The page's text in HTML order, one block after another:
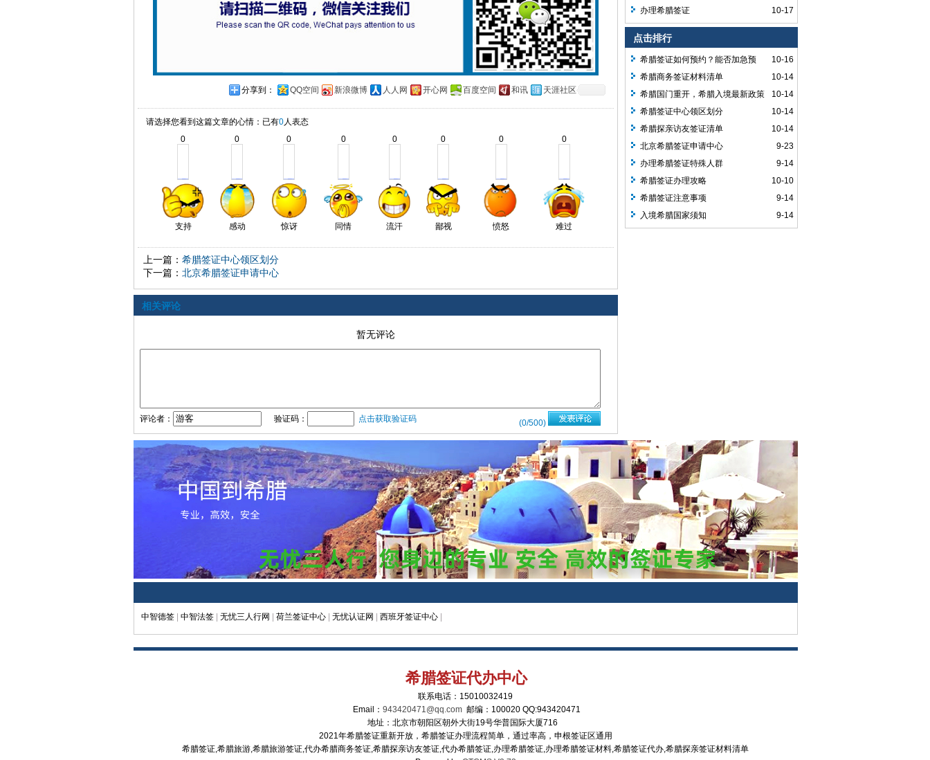
分享到： QQ空间 新浪微博 人人网 开心网 百度空间 和讯 天涯社区
请选择您看到这篇文章的心情：已有0人表态
0
支持
0
感动
0
惊讶
0
同情
0
流汗
0
鄙视
0
愤怒
0
难过
上一篇： 希腊签证中心领区划分
下一篇： 北京希腊签证申请中心
相关评论
暂无评论
(0/500)
评论者： 验证码： 点击获取验证码
10-17
办理希腊签证
点击排行
10-16
希腊签证如何预约？能否加急预
约？
10-14
希腊商务签证材料清单
10-14
希腊国门重开，希腊入境最新政策
解读
10-14
希腊签证中心领区划分
10-14
希腊探亲访友签证清单
9-23
北京希腊签证申请中心
9-14
办理希腊签证特殊人群
10-10
希腊签证办理攻略
9-14
希腊签证注意事项
9-14
入境希腊国家须知
中智德签 中智法签 无忧三人行网 荷兰签证中心 无忧认证网 西班牙签证中心
希腊签证代办中心
联系电话：15010032419
Email： 943420471@qq.com邮编：100020 QQ:943420471
地址：北京市朝阳区朝外大街19号华普国际大厦716
2021年希腊签证重新开放，希腊签证办理流程简单，通过率高，申根签证区通用
希腊签证,希腊旅游,希腊旅游签证,代办希腊商务签证,希腊探亲访友签证,代办希腊签证,办理希腊签证,办理希腊签证材料,希腊签证代办,希腊探亲签证材料清单